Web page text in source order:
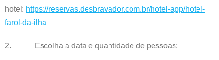
hotel: https://reservas.desbravador.com.br/hotel-app/hotel-
farol-da-ilha
2. Escolha a data e quantidade de pessoas;